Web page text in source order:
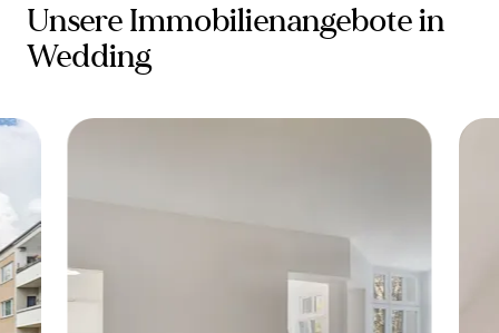
Unsere Immobilienangebote in
Wedding